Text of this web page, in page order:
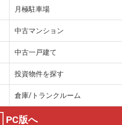
月極駐車場
中古マンション
中古一戸建て
投資物件を探す
倉庫/トランクルーム
PC版へ